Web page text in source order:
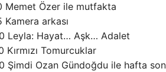
Memet Özer ile mutfakta
Kamera arkası
Leyla: Hayat… Aşk… Adalet
Kırmızı Tomurcuklar
Şimdi Ozan Gündoğdu ile hafta